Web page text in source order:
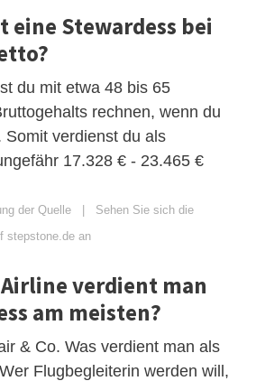
eine Stewardess bei
du mit etwa 48 bis 65
rechnen, wenn du
Somit verdienst du als
17.328 € - 23.465 €
der Quelle | Sehen Sie sich die
stepstone.de an
verdient man
am meisten?
& Co. Was verdient man als
Flugbegleiterin werden will,